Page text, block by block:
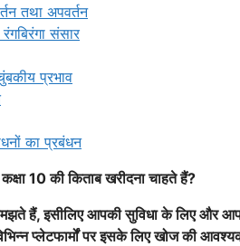
तथा अपवर्तन
संसार
प्रभाव
का प्रबंधन
10 की किताब खरीदना चाहते हैं?
हैं, इसीलिए आपकी सुविधा के लिए और
प्लेटफार्मों पर इसके लिए खोज की